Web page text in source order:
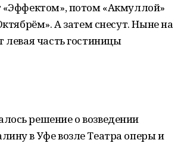
«Эффектом», потом «Акмуллой»
А затем снесут. Ныне на
левая часть гостиницы
решение о возведении
в Уфе возле Театра оперы и